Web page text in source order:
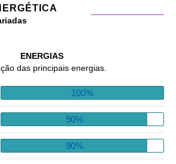
ENERGIAS
das principais energias.
100%
90%
90%